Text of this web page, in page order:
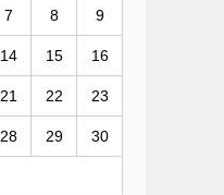
7 8 9
14 15 16
21 22 23
28 29 30